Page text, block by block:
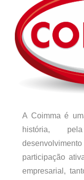
A Coimma é
história,
participação
empresarial,